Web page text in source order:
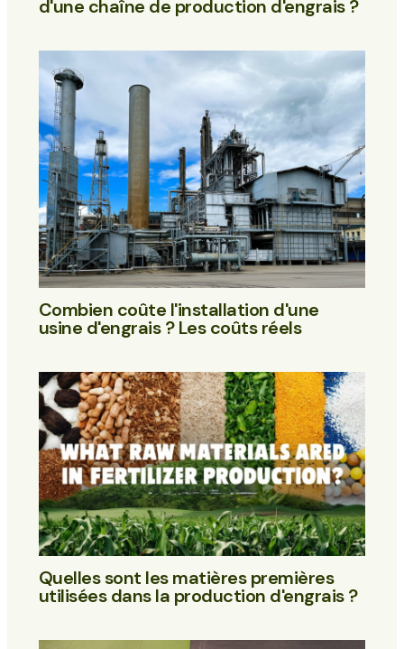
d'une chaîne de production d'engrais ?
Combien coûte l'installation d'une
usine d'engrais ? Les coûts réels
Quelles sont les matières premières
utilisées dans la production d'engrais ?